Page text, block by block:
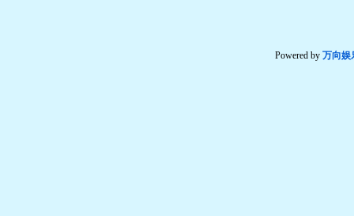
Powered by 万向娱